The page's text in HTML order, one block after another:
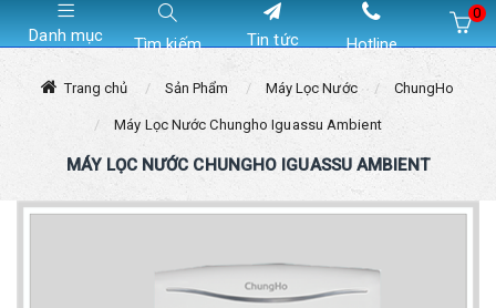
Danh mục Tìm kiếm Tin tức Hotline
0
Trang chủ Sản Phẩm Máy Lọc Nước ChungHo
Máy Lọc Nước Chungho Iguassu Ambient
MÁY LỌC NƯỚC CHUNGHO IGUASSU AMBIENT